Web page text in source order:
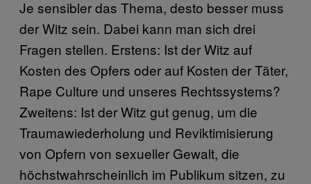
Je sensibler das Thema, desto besser muss
der Witz sein. Dabei kann man sich drei
Fragen stellen. Erstens: Ist der Witz auf
Kosten des Opfers oder auf Kosten der Täter,
Rape Culture und unseres Rechtssystems?
Zweitens: Ist der Witz gut genug, um die
Traumawiederholung und Reviktimisierung
von Opfern von sexueller Gewalt, die
höchstwahrscheinlich im Publikum sitzen, zu